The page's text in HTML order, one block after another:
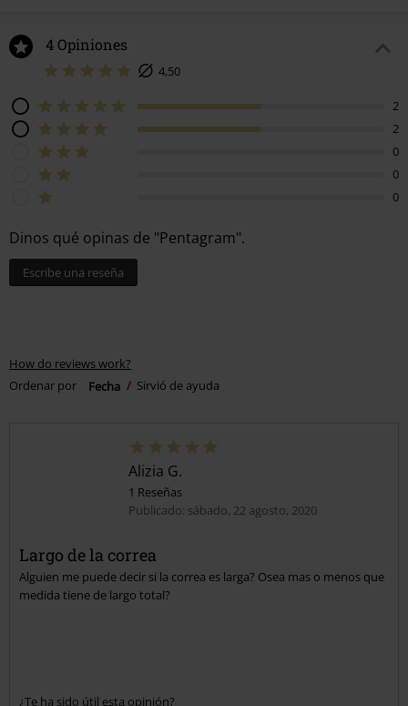
4 Opiniones
4,50
2
2
0
0
0
Dinos qué opinas de "Pentagram".
Escribe una reseña
How do reviews work?
Ordenar por
Fecha Sirvió de ayuda
Alizia G.
1 Reseñas
Publicado: sábado, 22 agosto, 2020
Largo de la correa
Alguien me puede decir si la correa es larga? Osea mas o menos que
medida tiene de largo total?
¿Te ha sido útil esta opinión?